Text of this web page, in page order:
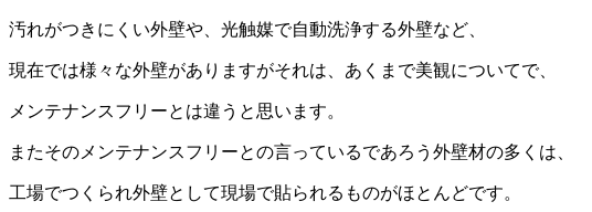
汚れがつきにくい外壁や、光触媒で自動洗浄する外壁など、
現在では様々な外壁がありますがそれは、あくまで美観についてで、
メンテナンスフリーとは違うと思います。
またそのメンテナンスフリーとの言っているであろう外壁材の多くは、
工場でつくられ外壁として現場で貼られるものがほとんどです。